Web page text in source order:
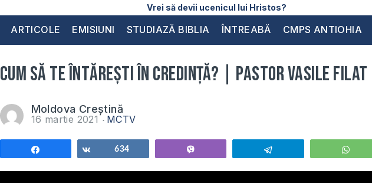
Vrei să devii ucenicul lui Hristos?
ARTICOLE EMISIUNI STUDIAZĂ BIBLIA ÎNTREABĂ CMPS ANTIOHIA
Cum să te întărești în credință? | Pastor Vasile Filat
Moldova Creștină
16 martie 2021 MCTV
Share634